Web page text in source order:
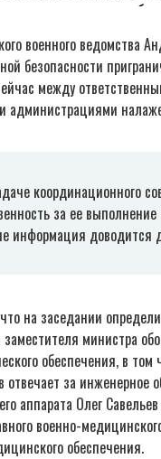
военного ведомства
безопасности
между
администрациями
координационного
за ее
информация
на заседании
заместителя министра
обеспечения, в
за инженерное
аппарата Олег
военно-
обеспечения.